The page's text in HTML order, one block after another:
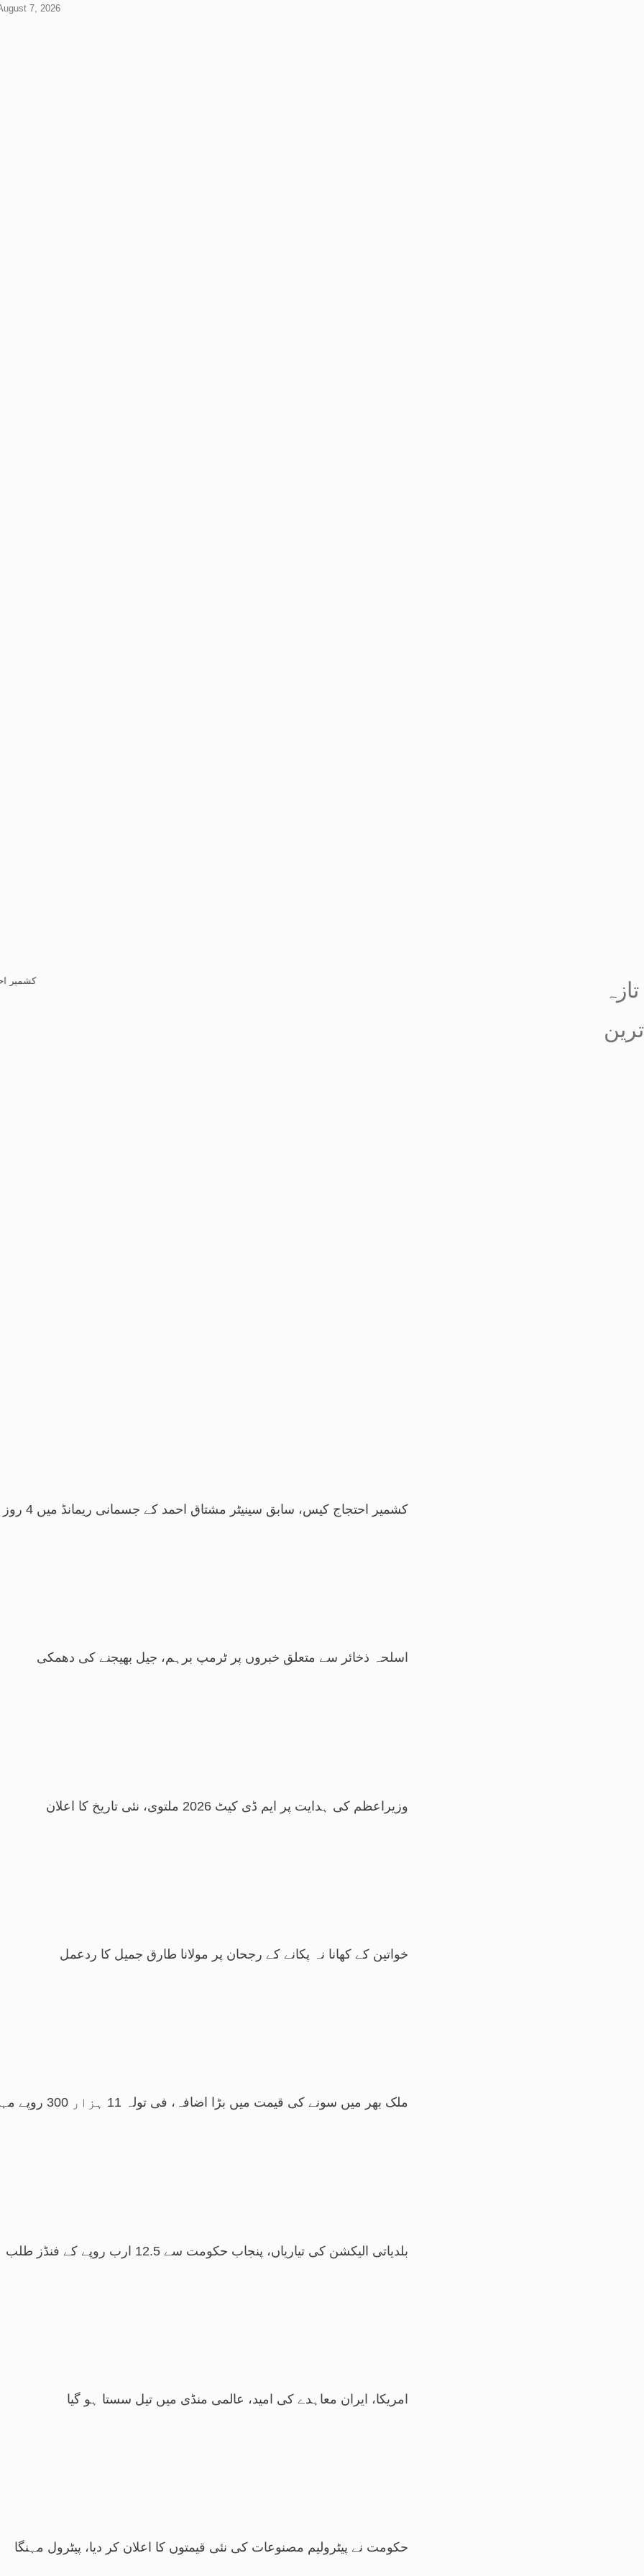
7, 2026
کشمیر احتجاج کیس،
تازہ
ترین
کشمیر احتجاج کیس، سابق سینیٹر مشتاق احمد کے جسمانی ریمانڈ میں 4 روز کی توسیع
اسلحہ ذخائر سے متعلق خبروں پر ٹرمپ برہم، جیل بھیجنے کی دھمکی
وزیراعظم کی ہدایت پر ایم ڈی کیٹ 2026 ملتوی، نئی تاریخ کا اعلان
خواتین کے کھانا نہ پکانے کے رجحان پر مولانا طارق جمیل کا ردعمل
ملک بھر میں سونے کی قیمت میں بڑا اضافہ، فی تولہ 11 ہزار 300 روپے مہنگا
بلدیاتی الیکشن کی تیاریاں، پنجاب حکومت سے 12.5 ارب روپے کے فنڈز طلب
امریکا، ایران معاہدے کی امید، عالمی منڈی میں تیل سستا ہو گیا
حکومت نے پیٹرولیم مصنوعات کی نئی قیمتوں کا اعلان کر دیا، پیٹرول مہنگا